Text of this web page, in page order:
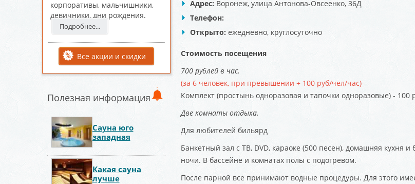
корпоративы, мальчишники,
девичники, дни рождения.
Подробнее...
Все акции и скидки
Полезная информация
Сауна юго
западная
Какая сауна
лучше
Адрес: Воронеж, улица Антонова-Овсеенко, 36Д
Телефон:
Открыто: ежедневно, круглосуточно
Стоимость посещения
700 рублей в час.
(за 6 человек, при превышении + 100 руб/чел/час)
Комплект (простынь одноразовая и тапочки одноразовые) - 100
Две комнаты отдыха.
Для любителей бильярд
Банкетный зал с ТВ, DVD, караоке (500 песен), домашняя кухня и
ночи. В бассейне и комнатах полы с подогревом.
После парной все принимают водные процедуры. Для этого